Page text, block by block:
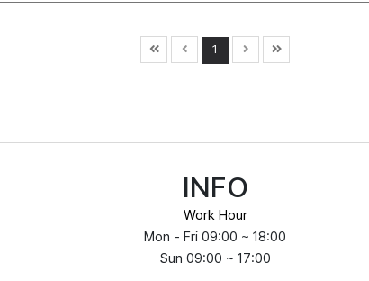
1
INFO
Work Hour
Mon - Fri 09:00 ~ 18:00
Sun 09:00 ~ 17:00